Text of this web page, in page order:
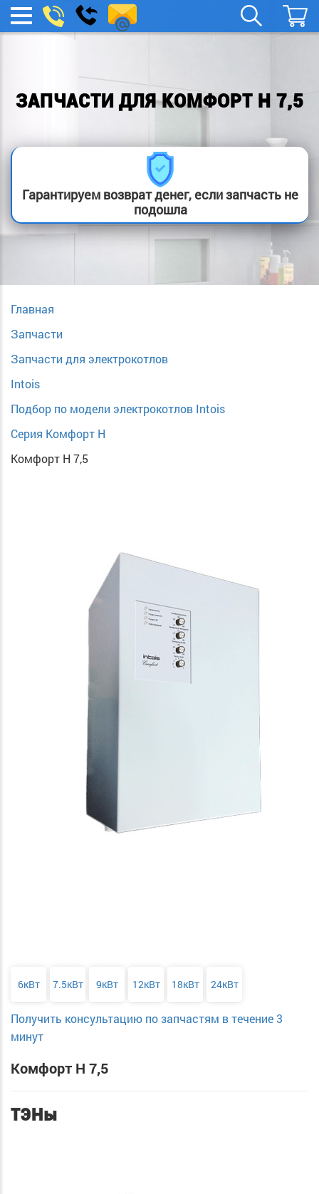
МЕНЮ
boylera@yandex.ru
Заказать
звонок
ЗАПЧАСТИ ДЛЯ КОМФОРТ Н 7,5
Гарантируем возврат денег, если запчасть не
подошла
Главная
Запчасти
Запчасти для электрокотлов
Intois
Подбор по модели электрокотлов Intois
Серия Комфорт Н
Комфорт Н 7,5
6кВт 7.5кВт 9кВт 12кВт 18кВт 24кВт
Получить консультацию по запчастям в течение 3
минут
Комфорт Н 7,5
ТЭНы